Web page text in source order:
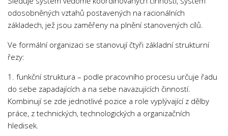
odosobněných vztahů postavených na racionálních
základech, jež jsou zaměřeny na plnění stanovených cílů.
Ve formální organizaci se stanovují čtyři základní strukturní
řezy:
1. funkční struktura – podle pracovního procesu určuje řadu
do sebe zapadajících a na sebe navazujících činností.
Kombinují se zde jednotlivé pozice a role vyplývající z dělby
práce, z technických, technologických a organizačních
hledisek.